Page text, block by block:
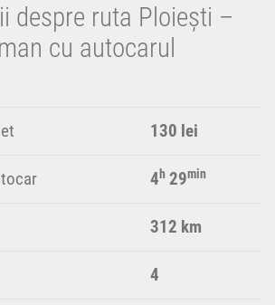
despre ruta Ploiești –
cu autocarul
130 lei
4h 29min
312 km
4